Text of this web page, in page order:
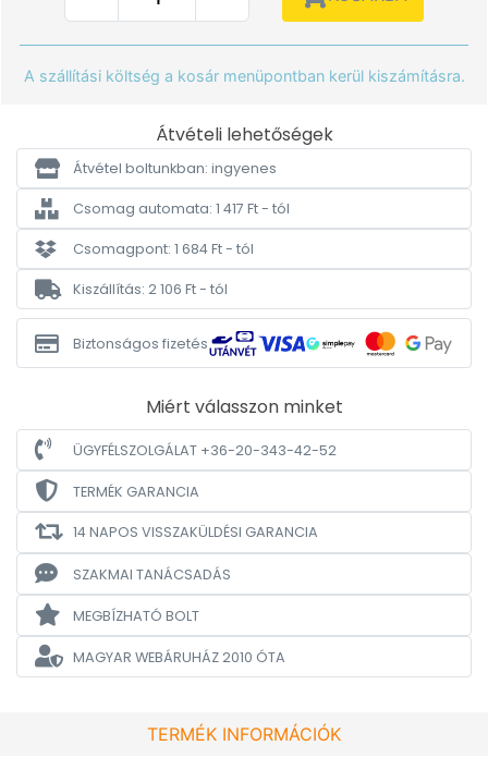
A szállítási költség a kosár menüpontban kerül kiszámításra.
Átvételi lehetőségek
Átvétel boltunkban: ingyenes
Csomag automata: 1 417 Ft - tól
Csomagpont: 1 684 Ft - tól
Kiszállítás: 2 106 Ft - tól
Biztonságos fizetés
Miért válasszon minket
ÜGYFÉLSZOLGÁLAT +36-20-343-42-52
TERMÉK GARANCIA
14 NAPOS VISSZAKÜLDÉSI GARANCIA
SZAKMAI TANÁCSADÁS
MEGBÍZHATÓ BOLT
MAGYAR WEBÁRUHÁZ2010 ÓTA
TERMÉK INFORMÁCIÓK